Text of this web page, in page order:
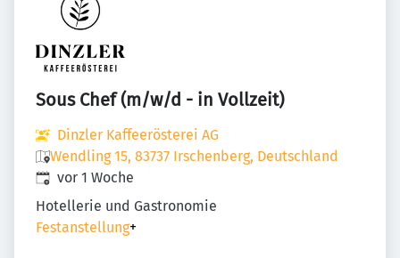
Sous Chef (m/w/d - in Vollzeit)
Dinzler Kaffeerösterei AG
Wendling 15, 83737 Irschenberg, Deutschland
Veröffentlicht:
vor 1 Woche
Hotellerie und Gastronomie
Festanstellung+